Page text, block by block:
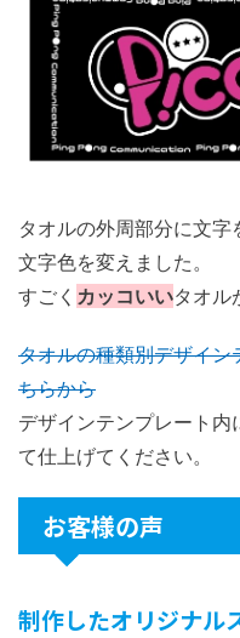
タオルの外周部分に文
文字色を変えました。
すごく カッコいいタオ
タオルの種類別デザイ
ちらから
デザインテンプレート
て仕上げてください。
お客様の声
制作したオリジナル